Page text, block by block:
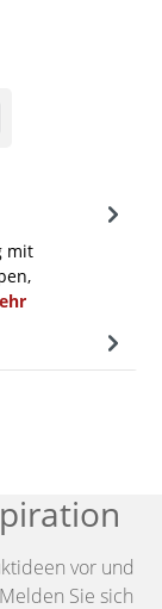
mit
vor und
Sie sich